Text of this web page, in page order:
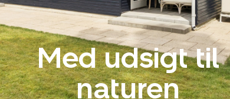
Med udsigt til
naturen